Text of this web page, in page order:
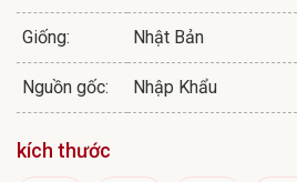
Giống: Nhật Bản
Nguồn gốc: Nhập Khẩu
kích thước